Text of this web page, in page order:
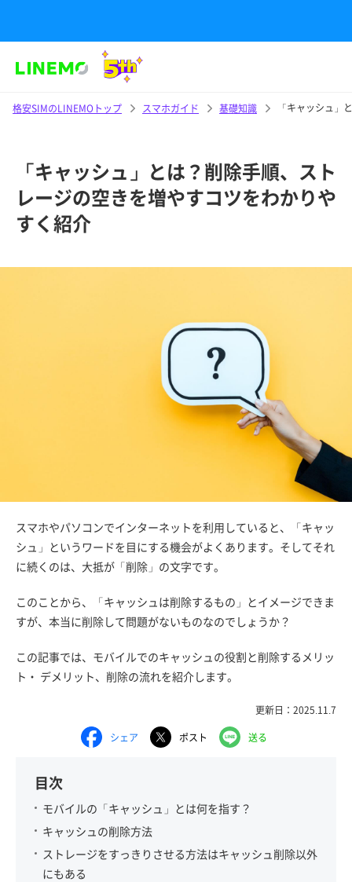
格安SIMのLINEMOトップ スマホガイド 基礎知識 「キャッシュ」
「キャッシュ」とは？削除手順、スト
レージの空きを増やすコツをわかりや
すく紹介
スマホやパソコンでインターネットを利用していると、「キャッ
シュ」というワードを目にする機会がよくあります。そしてそれ
に続くのは、大抵が「削除」の文字です。
このことから、「キャッシュは削除するもの」とイメージできま
すが、本当に削除して問題がないものなのでしょうか？
この記事では、モバイルでのキャッシュの役割と削除するメリッ
ト・ デメリット、削除の流れを紹介します。
更新日：2025.11.7
シェア ポスト 送る
目次
モバイルの「キャッシュ」とは何を指す？
キャッシュの削除方法
ストレージをすっきりさせる方法はキャッシュ削除以外
にもある